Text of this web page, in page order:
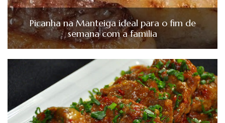
Picanha na Manteiga ideal para o fim de
semana com a familia